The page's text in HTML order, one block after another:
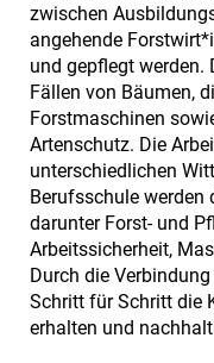
zwischen
angehende
und gepflegt werden.
Fällen von Bäumen,
Forstmaschinen
Artenschutz. Die
unterschiedlichen
Berufsschule werden
darunter Forst- und
Arbeitssicherheit,
Durch die
Schritt für Schritt die
erhalten und